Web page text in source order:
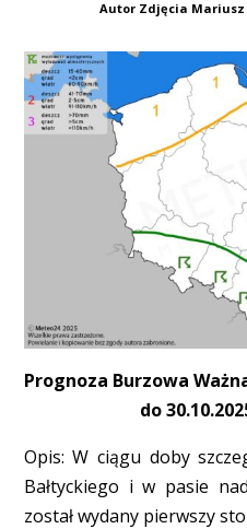
Autor Zdjęcia Mariusz
Prognoza Burzowa
do
Opis: W ciągu doby
Bałtyckiego i w pasie
został wydany pierwszy